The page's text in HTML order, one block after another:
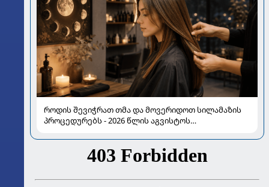
როდის შევიჭრათ თმა და მოვერიდოთ სილამაზის
პროცედურებს - 2026 წლის აგვისტოს